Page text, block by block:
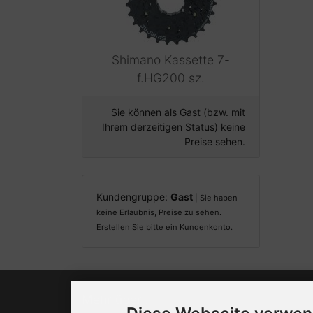
Shimano Kassette 7-
f.HG200 sz.
Sie können als Gast (bzw. mit
Ihrem derzeitigen Status) keine
Preise sehen.
Kundengruppe: Gast | Sie haben
keine Erlaubnis, Preise zu sehen.
Erstellen Sie bitte ein Kundenkonto.